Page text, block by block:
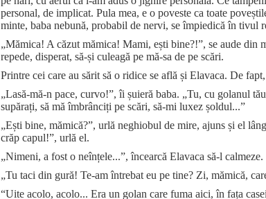
personal, de implicat. Pula mea, e o poveste ca toate
minte, baba nebună, probabil de nervi, se împiedică în tivul
„Mămica! A căzut mămica! Mami, ești bine?!”, se aude din
repede, disperat, să-și culeagă pe mă-sa de pe scări.
Printre cei care au sărit să o ridice se află și Elavaca. De
„Lasă-mă-n pace, curvo!”, îi șuieră baba. „Tu, cu golanul
supărați, să mă îmbrânciți pe scări, să-mi luxez șoldul...”
„Ești bine, mămică?”, urlă neghiobul de mire, ajuns și el
crăp capul!”, urlă el.
„Nimeni, a fost o neînțele...”, încearcă Elavaca să-l calmeze.
„Tu taci din gură! Te-am întrebat eu pe tine? Zi, mămică,
“Uite acolo, acolo... Era un golan care fuma aici, în fața